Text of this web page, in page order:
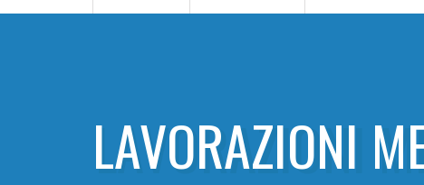
LAVORAZIONI